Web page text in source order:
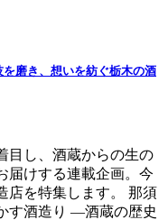
を磨き、想いを紡ぐ栃木の酒
目し、酒蔵からの生の
届けする連載企画。今
店を特集します。 那須
す酒造り ―酒蔵の歴史